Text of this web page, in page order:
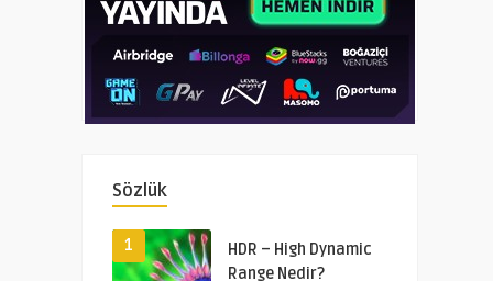
Sözlük
1
HDR – High Dynamic
Range Nedir?